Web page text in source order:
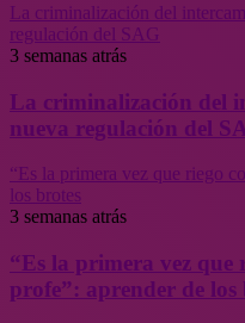
La criminalización del
regulación del SAG
3 semanas atrás
La criminalización del
nueva regulación del
“Es la primera vez que riego
los brotes
3 semanas atrás
“Es la primera vez que
profe”: aprender de los